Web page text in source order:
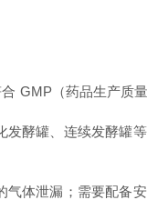
GMP（药品生产质
酵罐、连续发酵罐
体泄漏；需要配备